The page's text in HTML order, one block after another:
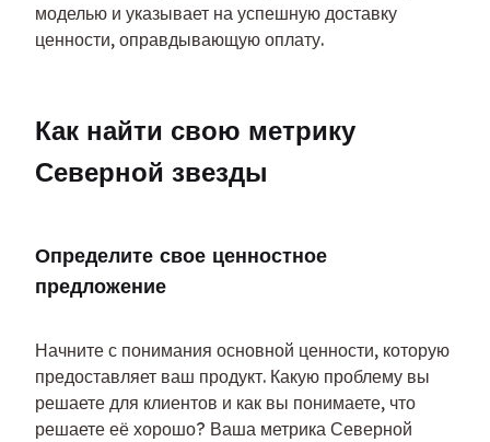
моделью и указывает на успешную доставку
ценности, оправдывающую оплату.
Как найти свою метрику
Северной звезды
Определите свое ценностное
предложение
Начните с понимания основной ценности, которую
предоставляет ваш продукт. Какую проблему вы
решаете для клиентов и как вы понимаете, что
решаете её хорошо? Ваша метрика Северной